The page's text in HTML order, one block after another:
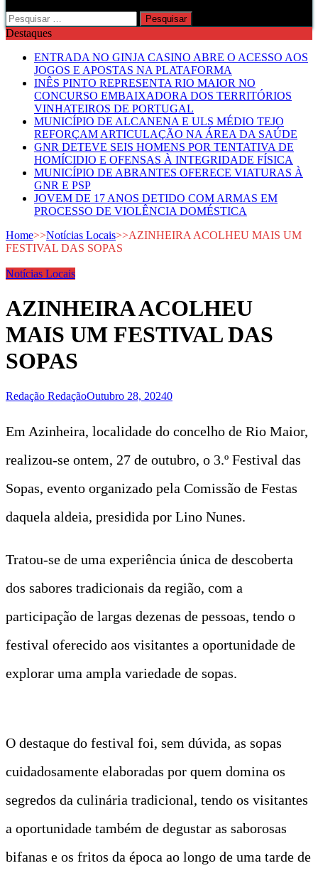
Pesquisar
por:
Destaques
ENTRADA NO GINJA CASINO ABRE O ACESSO AOS
JOGOS E APOSTAS NA PLATAFORMA
INÊS PINTO REPRESENTA RIO MAIOR NO
CONCURSO EMBAIXADORA DOS TERRITÓRIOS
VINHATEIROS DE PORTUGAL
MUNICÍPIO DE ALCANENA E ULS MÉDIO TEJO
REFORÇAM ARTICULAÇÃO NA ÁREA DA SAÚDE
GNR DETEVE SEIS HOMENS POR TENTATIVA DE
HOMÍCIDIO E OFENSAS À INTEGRIDADE FÍSICA
MUNICÍPIO DE ABRANTES OFERECE VIATURAS À
GNR E PSP
JOVEM DE 17 ANOS DETIDO COM ARMAS EM
PROCESSO DE VIOLÊNCIA DOMÉSTICA
Home>>Notícias Locais>>AZINHEIRA ACOLHEU MAIS UM
FESTIVAL DAS SOPAS
Notícias Locais
AZINHEIRA ACOLHEU
MAIS UM FESTIVAL DAS
SOPAS
Redação RedaçãoOutubro 28, 20240
Em Azinheira, localidade do concelho de Rio Maior,
realizou-se ontem, 27 de outubro, o 3.º Festival das
Sopas, evento organizado pela Comissão de Festas
daquela aldeia, presidida por Lino Nunes.
Tratou-se de uma experiência única de descoberta
dos sabores tradicionais da região, com a
participação de largas dezenas de pessoas, tendo o
festival oferecido aos visitantes a oportunidade de
explorar uma ampla variedade de sopas.
O destaque do festival foi, sem dúvida, as sopas
cuidadosamente elaboradas por quem domina os
segredos da culinária tradicional, tendo os visitantes
a oportunidade também de degustar as saborosas
bifanas e os fritos da época ao longo de uma tarde de